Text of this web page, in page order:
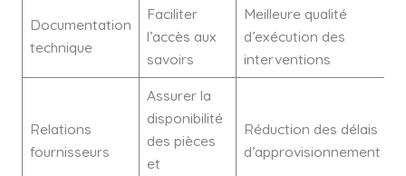
Documentation
technique
Faciliter
l’accès aux
savoirs
Meilleure qualité
d’exécution des
interventions
Relations
fournisseurs
Assurer la
disponibilité
des pièces
et
Réduction des délais
d’approvisionnement